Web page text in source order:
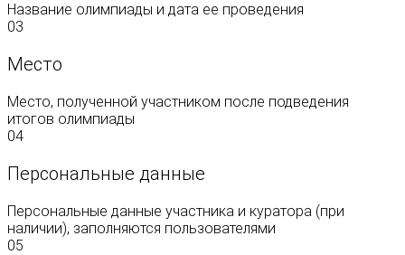
Название олимпиады и дата ее проведения
03
Место
Место, полученной участником после подведения
итогов олимпиады
04
Персональные данные
Персональные данные участника и куратора (при
наличии), заполняются пользователями
05